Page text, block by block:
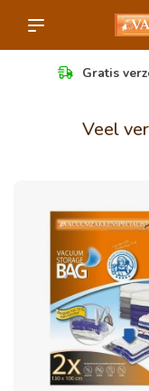
Gratis
Veel